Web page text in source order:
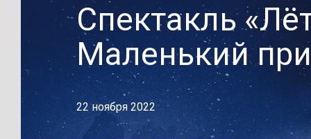
Спектакль
Маленький
22 ноября 2022